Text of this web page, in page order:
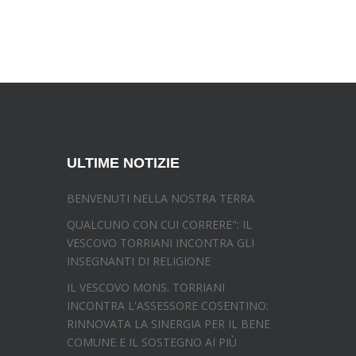
ULTIME NOTIZIE
BENVENUTI NELLA NOSTRA TERRA
QUALCUNO CON CUI CORRERE": IL
VESCOVO TORRIANI INCONTRA GLI
INSEGNANTI DI RELIGIONE
IL VESCOVO MONS. TORRIANI
INCONTRA L'ASSESSORE COSENTINO:
RINNOVATA LA SINERGIA PER IL BENE
COMUNE E IL SOSTEGNO AI PIÙ